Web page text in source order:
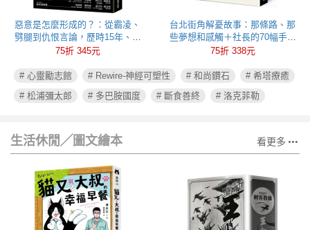
惡意是怎麼形成的？：從霸凌、
劈腿到仇恨言論，歷時15年、全
球超過250萬筆研究數據，心理學
75折 345元
台北街角解憂故事：那條路、那
些夢想和感觸＋社長的70幅手繪
插圖
75折 338元
# 心靈勵志館 # Rewire-神經可塑性 # 和尚鑽石
# 希塔療癒
# 松浦彌太郎
# 多巴胺國度 # 斷食善終 # 洛克菲勒
生活休閒╱圖文繪本 看更多